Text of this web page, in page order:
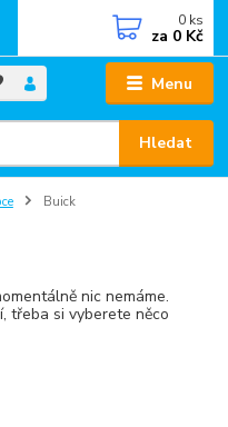
Menu
Hledat
0 ks
za 0 Kč
Buick
nic nemáme.
třeba si vyberete něco